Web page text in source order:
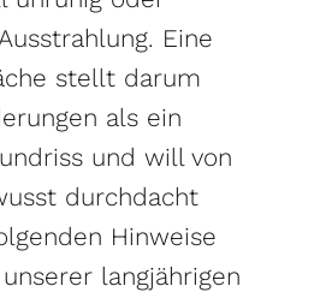
Eine
stellt darum
als ein
und will von
durchdacht
Hinweise
langjährigen